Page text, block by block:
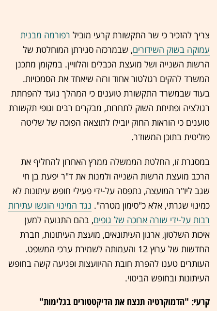
צריך להזכיר כי שר התקשורת קרעי מוביל רפורמה מבנית
עמוקה בשוק השידורים, שבמרכזה סגירתן המוחלטת של
הרשות השנייה ושל מועצת הכבלים והלוויין. במקומן מתכנן
המשרד להקים רגולטור אחוד ורזה שיאחד את הסמכויות.
בעוד שבמשרד התקשורת טוענים כי המהלך נועד להפחתת
רגולציה ופתיחת השוק לתחרות, מבקרים רבים וגופי תקשורת
טוענים כי הוראות החוק יובילו לתוצאה הפוכה של שליטה
פוליטית בתוכן המשודר.
במסגרת זו, החלטת הממשלה ממרץ האחרון להחליף את
הרכב מועצת הרשות השנייה ולמנות את ד"ר יפעת בן חי
שגב ליו"ר המועצה, נתפסה על-ידי פעילי חופש עיתונות לא
כמינוי שגרתי, אלא כ"סימון מטרה". נגד המינוי הוגשו עתירות
רבות על-ידי שורה ארוכה של גופים, בהם התנועה למען
איכות השלטון, ארגון העיתונאים, מועצת העיתונות, חברת
החדשות של ערוץ 12 והעמותה לשמירת ערכי המשפט.
העותרים טענו להפרת חובת ההיוועצות ופגיעה קשה בחופש
העיתונות ובחופש הביטוי.
קרעי: "הדמוקרטיה תנצח את הדיקטטורים בגלימות"